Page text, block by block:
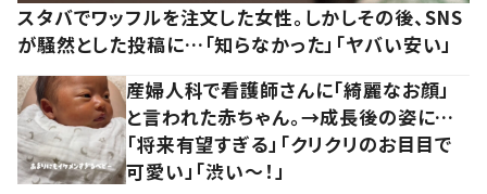
スタバでワッフルを注文した女性。しかしその後、SNS
が騒然とした投稿に…「知らなかった」「ヤバい安い」
産婦人科で看護師さんに「綺麗なお顔」
と言われた赤ちゃん。→成長後の姿に…
「将来有望すぎる」「クリクリのお目目で
可愛い」「渋い～！」